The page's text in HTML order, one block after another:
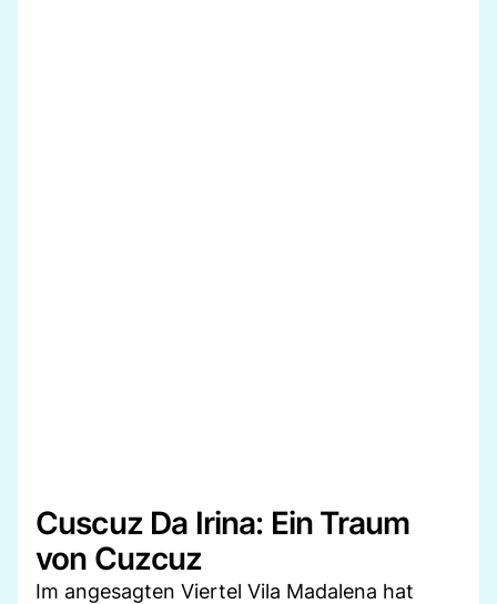
Cuscuz Da Irina: Ein Traum
von Cuzcuz
Im angesagten Viertel Vila Madalena hat